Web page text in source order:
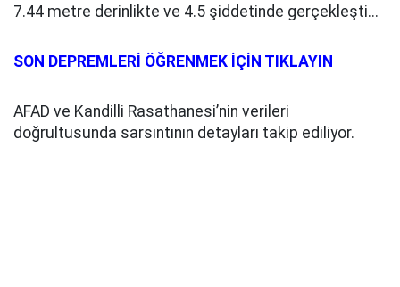
7.44 metre derinlikte ve 4.5 şiddetinde gerçekleşti...
SON DEPREMLERİ ÖĞRENMEK İÇİN TIKLAYIN
AFAD ve Kandilli Rasathanesi’nin verileri
doğrultusunda sarsıntının detayları takip ediliyor.